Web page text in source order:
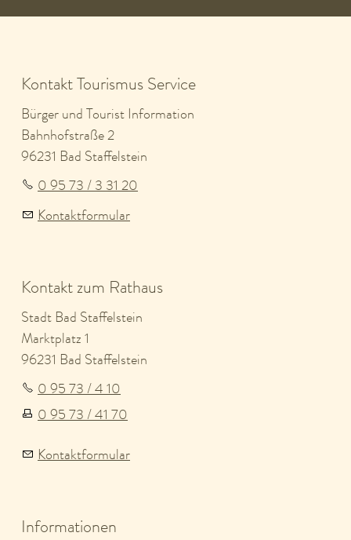
Kontakt Tourismus Service
Bürger und Tourist Information
Bahnhofstraße 2
96231 Bad Staffelstein
0 95 73 / 3 31 20
Kontaktformular
Kontakt zum Rathaus
Stadt Bad Staffelstein
Marktplatz 1
96231 Bad Staffelstein
0 95 73 / 4 10
0 95 73 / 41 70
Kontaktformular
Informationen